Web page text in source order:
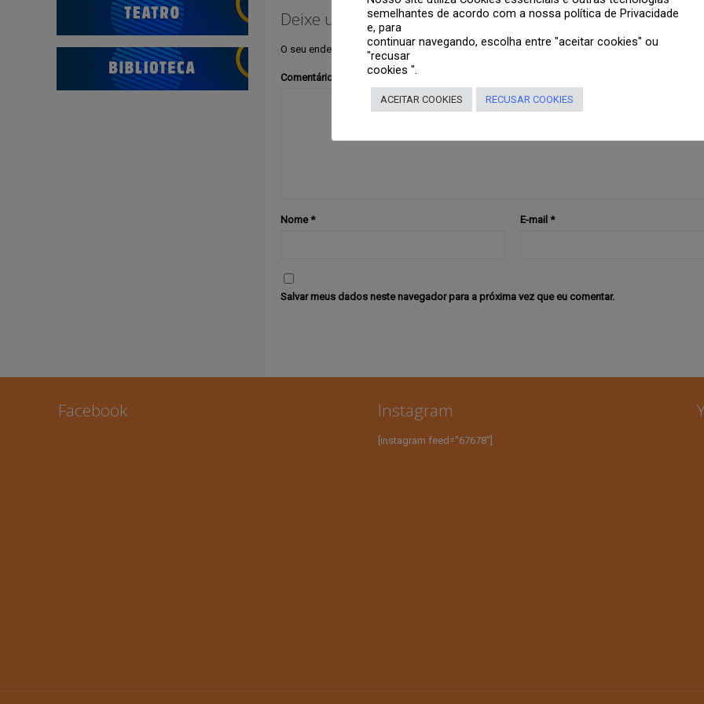
Deixe um comentário
O seu endereço de e-mail não será publicado. Campos obrigatórios são marcados com
Comentário
Nome * E-mail *
Salvar meus dados neste navegador para a próxima vez que eu comentar.
Facebook Instagram
[instagram feed="67678"]
semelhantes de acordo com a nossa política de Privacidade
e, para
continuar navegando, escolha entre "aceitar cookies" ou
"recusar
cookies ".
ACEITAR COOKIES RECUSAR COOKIES